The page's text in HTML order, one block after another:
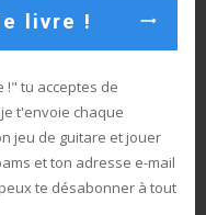
suis guitariste
la guitare:) Ici je
que tu progresses
tu deviennes plus
de guitare 😉
livre !
!" tu acceptes de
t'envoie chaque
jeu de guitare et jouer
et ton adresse e-mail
te désabonner à tout